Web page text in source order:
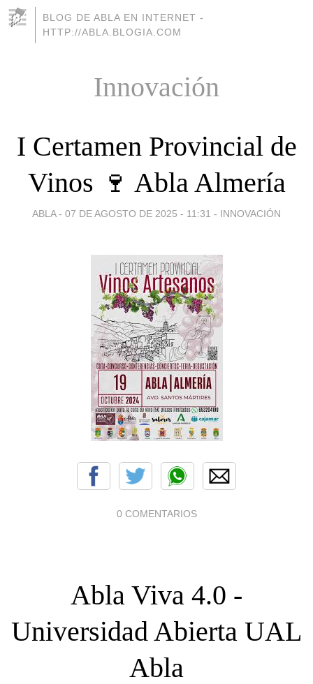
BLOG DE ABLA EN INTERNET -
HTTP://ABLA.BLOGIA.COM
Innovación
I Certamen Provincial de
Vinos 🍷 Abla Almería
ABLA - 07 DE AGOSTO DE 2025 - 11:31 - INNOVACIÓN
0 COMENTARIOS
Abla Viva 4.0 -
Universidad Abierta UAL
Abla